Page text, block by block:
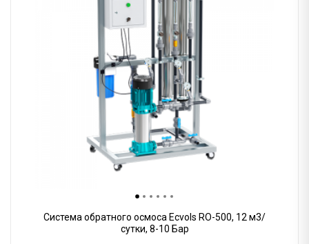
Система обратного осмоса Ecvols RO-500, 12 м3/
сутки, 8-10 Бар